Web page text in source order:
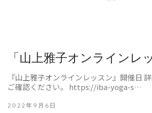
「山上雅子オンラインレ
『山上雅子オンラインレッスン』開催日
ご確認ください。 https://iba-yoga-s…
2022年9月6日